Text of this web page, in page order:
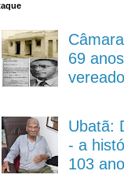
69
Ubatã:
- a
103